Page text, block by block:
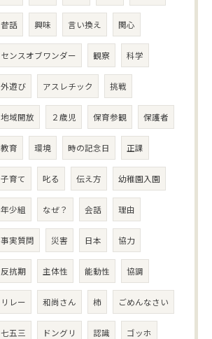
昔話 興味 言い換え 関心
センスオブワンダー 観察 科学
外遊び アスレチック 挑戦
地域開放 ２歳児 保育参観 保護者
教育 環境 時の記念日 正課
子育て 叱る 伝え方 幼稚園入園
年少組 なぜ？ 会話 理由
事実質問 災害 日本 協力
反抗期 主体性 能動性 協調
リレー 和尚さん 柿 ごめんなさい
七五三 ドングリ 認識 ゴッホ